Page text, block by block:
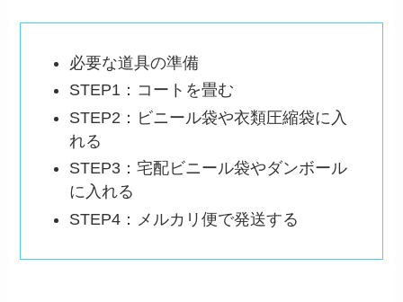
必要な道具の準備
STEP1：コートを畳む
STEP2：ビニール袋や衣類圧縮袋に入
れる
STEP3：宅配ビニール袋やダンボール
に入れる
STEP4：メルカリ便で発送する